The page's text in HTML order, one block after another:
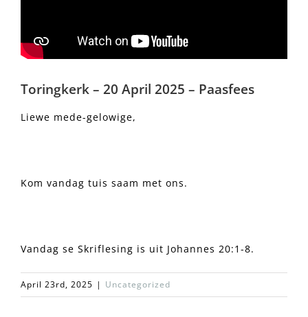
Toringkerk – 20 April 2025 – Paasfees
Liewe mede-gelowige,
Kom vandag tuis saam met ons.
Vandag se Skriflesing is uit Johannes 20:1-8.
April 23rd, 2025 | Uncategorized